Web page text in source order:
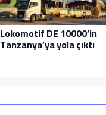
Lokomotif DE 10000’in
Tanzanya’ya yola çıktı